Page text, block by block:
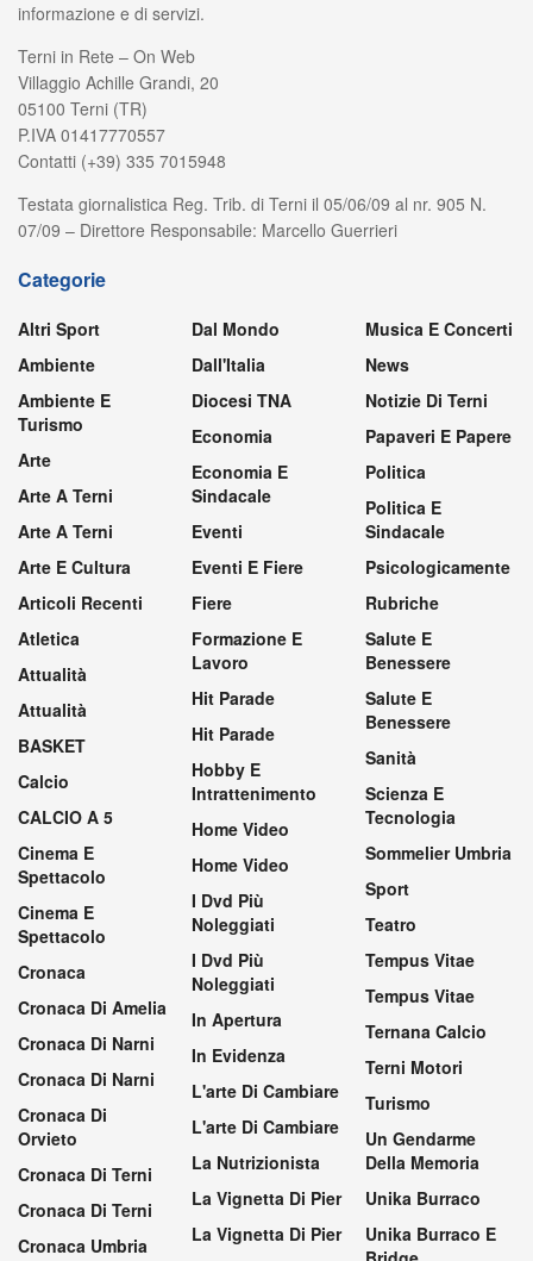
informazione e di servizi.
Terni in Rete – On Web
Villaggio Achille Grandi, 20
05100 Terni (TR)
P.IVA 01417770557
Contatti (+39) 335 7015948
Testata giornalistica Reg. Trib. di Terni il 05/06/09 al nr. 905 N.
07/09 – Direttore Responsabile: Marcello Guerrieri
Categorie
Altri Sport
Ambiente
Ambiente E
Turismo
Arte
Arte A Terni
Arte A Terni
Arte E Cultura
Articoli Recenti
Atletica
Attualità
Attualità
BASKET
Calcio
CALCIO A 5
Cinema E
Spettacolo
Cinema E
Spettacolo
Cronaca
Cronaca Di Amelia
Cronaca Di Narni
Cronaca Di Narni
Cronaca Di
Orvieto
Cronaca Di Terni
Cronaca Di Terni
Cronaca Umbria
Dal Mondo
Dall'Italia
Diocesi TNA
Economia
Economia E
Sindacale
Eventi
Eventi E Fiere
Fiere
Formazione E
Lavoro
Hit Parade
Hit Parade
Hobby E
Intrattenimento
Home Video
Home Video
I Dvd Più
Noleggiati
I Dvd Più
Noleggiati
In Apertura
In Evidenza
L'arte Di Cambiare
L'arte Di Cambiare
La Nutrizionista
La Vignetta Di Pier
La Vignetta Di Pier
Musica E Concerti
News
Notizie Di Terni
Papaveri E Papere
Politica
Politica E
Sindacale
Psicologicamente
Rubriche
Salute E
Benessere
Salute E
Benessere
Sanità
Scienza E
Tecnologia
Sommelier Umbria
Sport
Teatro
Tempus Vitae
Tempus Vitae
Ternana Calcio
Terni Motori
Turismo
Un Gendarme
Della Memoria
Unika Burraco
Unika Burraco E